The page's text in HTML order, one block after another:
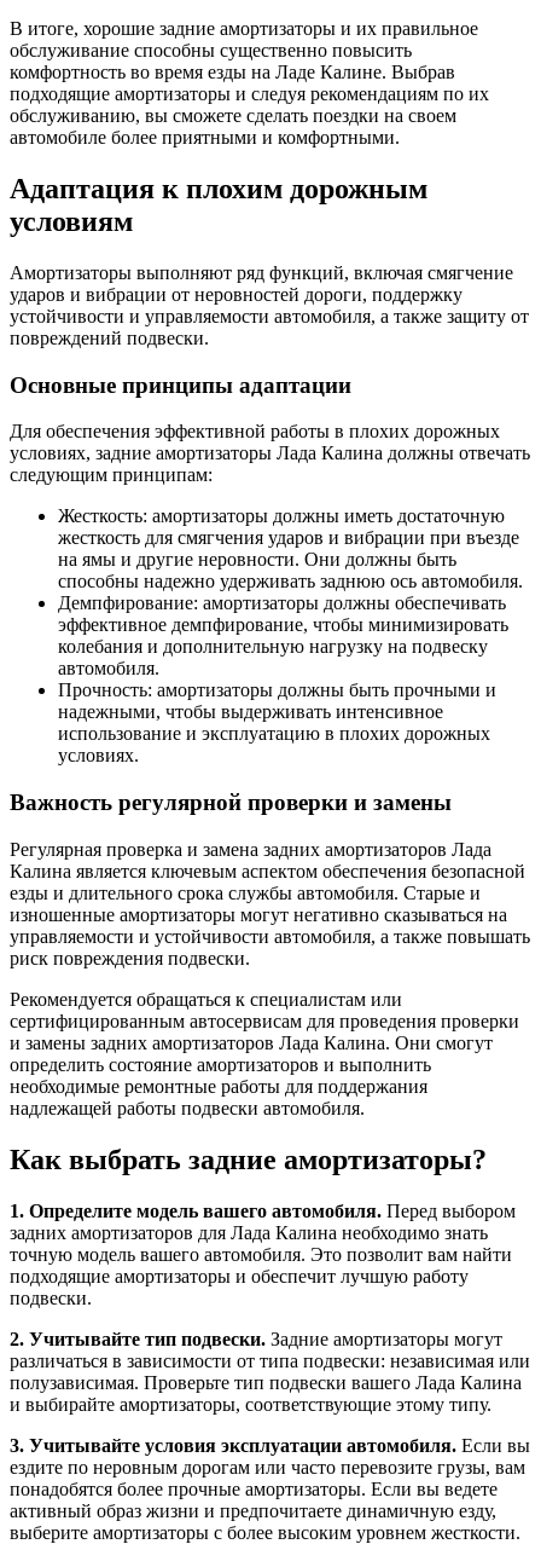
В итоге, хорошие задние амортизаторы и их правильное
обслуживание способны существенно повысить
комфортность во время езды на Ладе Калине. Выбрав
подходящие амортизаторы и следуя рекомендациям по их
обслуживанию, вы сможете сделать поездки на своем
автомобиле более приятными и комфортными.
Адаптация к плохим дорожным
условиям
Амортизаторы выполняют ряд функций, включая смягчение
ударов и вибрации от неровностей дороги, поддержку
устойчивости и управляемости автомобиля, а также защиту от
повреждений подвески.
Основные принципы адаптации
Для обеспечения эффективной работы в плохих дорожных
условиях, задние амортизаторы Лада Калина должны отвечать
следующим принципам:
Жесткость: амортизаторы должны иметь достаточную
жесткость для смягчения ударов и вибрации при въезде
на ямы и другие неровности. Они должны быть
способны надежно удерживать заднюю ось автомобиля.
Демпфирование: амортизаторы должны обеспечивать
эффективное демпфирование, чтобы минимизировать
колебания и дополнительную нагрузку на подвеску
автомобиля.
Прочность: амортизаторы должны быть прочными и
надежными, чтобы выдерживать интенсивное
использование и эксплуатацию в плохих дорожных
условиях.
Важность регулярной проверки и замены
Регулярная проверка и замена задних амортизаторов Лада
Калина является ключевым аспектом обеспечения безопасной
езды и длительного срока службы автомобиля. Старые и
изношенные амортизаторы могут негативно сказываться на
управляемости и устойчивости автомобиля, а также повышать
риск повреждения подвески.
Рекомендуется обращаться к специалистам или
сертифицированным автосервисам для проведения проверки
и замены задних амортизаторов Лада Калина. Они смогут
определить состояние амортизаторов и выполнить
необходимые ремонтные работы для поддержания
надлежащей работы подвески автомобиля.
Как выбрать задние амортизаторы?
1. Определите модель вашего автомобиля. Перед выбором
задних амортизаторов для Лада Калина необходимо знать
точную модель вашего автомобиля. Это позволит вам найти
подходящие амортизаторы и обеспечит лучшую работу
подвески.
2. Учитывайте тип подвески. Задние амортизаторы могут
различаться в зависимости от типа подвески: независимая или
полузависимая. Проверьте тип подвески вашего Лада Калина
и выбирайте амортизаторы, соответствующие этому типу.
3. Учитывайте условия эксплуатации автомобиля. Если вы
ездите по неровным дорогам или часто перевозите грузы, вам
понадобятся более прочные амортизаторы. Если вы ведете
активный образ жизни и предпочитаете динамичную езду,
выберите амортизаторы с более высоким уровнем жесткости.